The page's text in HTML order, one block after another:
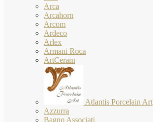
Arca
Arcahorn
Arcom
Ardeco
Arlex
Armani Roca
ArtCeram
Atlantis Porcelain Art
Azzurra
Bagno Associati